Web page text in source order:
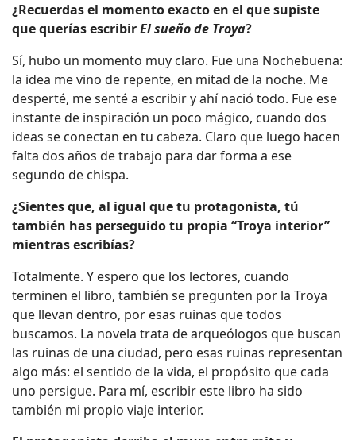
¿Recuerdas el momento exacto en el que supiste
que querías escribirEl sueño de Troya?
Sí, hubo un momento muy claro. Fue una Nochebuena:
la idea me vino de repente, en mitad de la noche. Me
desperté, me senté a escribir y ahí nació todo. Fue ese
instante de inspiración un poco mágico, cuando dos
ideas se conectan en tu cabeza. Claro que luego hacen
falta dos años de trabajo para dar forma a ese
segundo de chispa.
¿Sientes que, al igual que tu protagonista, tú
también has perseguido tu propia “Troya interior”
mientras escribías?
Totalmente. Y espero que los lectores, cuando
terminen el libro, también se pregunten por la Troya
que llevan dentro, por esas ruinas que todos
buscamos. La novela trata de arqueólogos que buscan
las ruinas de una ciudad, pero esas ruinas representan
algo más: el sentido de la vida, el propósito que cada
uno persigue. Para mí, escribir este libro ha sido
también mi propio viaje interior.